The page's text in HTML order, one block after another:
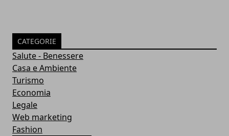
CATEGORIE
Salute - Benessere
Casa e Ambiente
Turismo
Economia
Legale
Web marketing
Fashion